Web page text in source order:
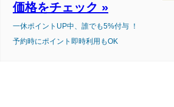
価格をチェック »
一休ポイントUP中、誰でも5%付与 ！
予約時にポイント即時利用もOK